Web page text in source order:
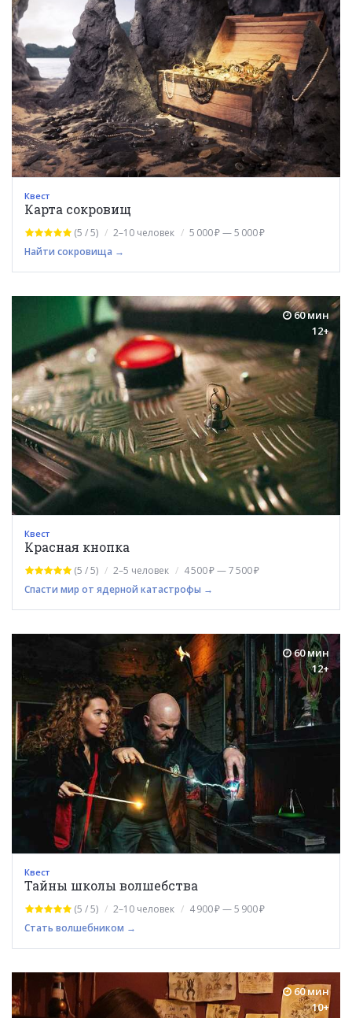
Квест
Карта сокровищ
(5 / 5) 2–10 человек
5 000 ₽ — 5 000 ₽
Найти сокровища →
60 мин
12+
Квест
Красная кнопка
(5 / 5) 2–5 человек
4 500 ₽ — 7 500 ₽
Спасти мир от ядерной катастрофы →
60 мин
12+
Квест
Тайны школы волшебства
(5 / 5) 2–10 человек
4 900 ₽ — 5 900 ₽
Стать волшебником →
60 мин
10+